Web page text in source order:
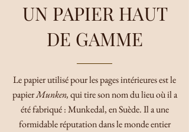
UN PAPIER HAUT
DE GAMME
Le papier utilisé pour les pages intérieures est le
papierMunken,qui tire son nom du lieu où il a
été fabriqué : Munkedal, en Suède. Il a une
formidable réputation dans le monde entier